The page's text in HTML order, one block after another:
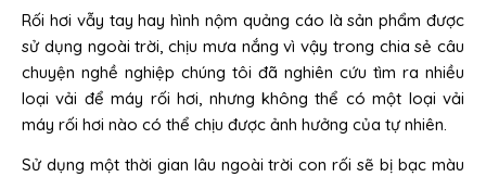
Rối hơi vẫy tay hay hình nộm quảng cáo là sản phẩm được
sử dụng ngoài trời, chịu mưa nắng vì vậy trong chia sẻ câu
chuyện nghề nghiệp chúng tôi đã nghiên cứu tìm ra nhiều
loại vải để máy rối hơi, nhưng không thể có một loại vải
máy rối hơi nào có thể chịu được ảnh hưởng của tự nhiên.
Sử dụng một thời gian lâu ngoài trời con rối sẽ bị bạc màu